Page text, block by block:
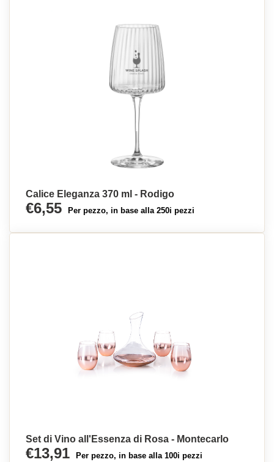
Calice Eleganza 370 ml - Rodigo
€6,55 Per pezzo, in base alla 250i pezzi
Set di Vino all'Essenza di Rosa - Montecarlo
€13,91 Per pezzo, in base alla 100i pezzi